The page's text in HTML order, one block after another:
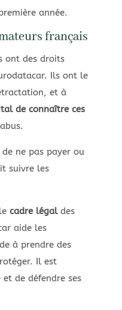
année.
français
ont des droits
Ils ont le
et à
de connaître ces
ne pas payer ou
suivre les
cadre légaldes
aide les
à prendre des
Il est
de défendre ses